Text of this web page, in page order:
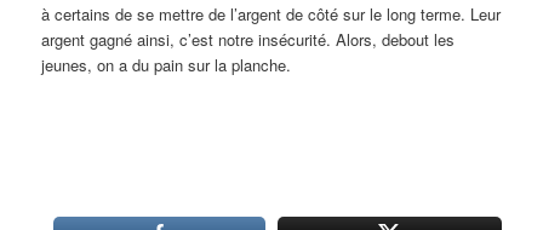
à certains de se mettre de l’argent de côté sur le long terme. Leur
argent gagné ainsi, c’est notre insécurité. Alors, debout les
jeunes, on a du pain sur la planche.